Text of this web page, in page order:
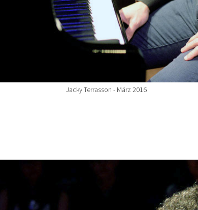
Jacky Terrasson - März 2016